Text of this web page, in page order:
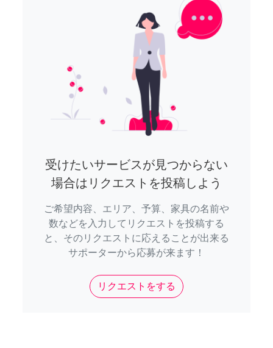
受けたいサービスが見つからない
場合はリクエストを投稿しよう
ご希望内容、エリア、予算、家具の名前や
数などを入力してリクエストを投稿する
と、そのリクエストに応えることが出来る
サポーターから応募が来ます！
リクエストをする